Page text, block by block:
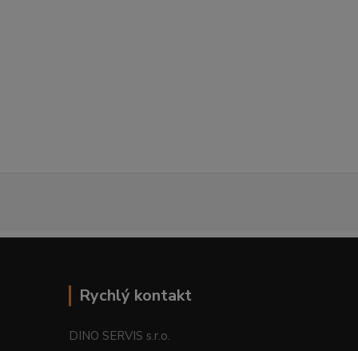
Rychlý kontakt
DINO SERVIS s.r.o.